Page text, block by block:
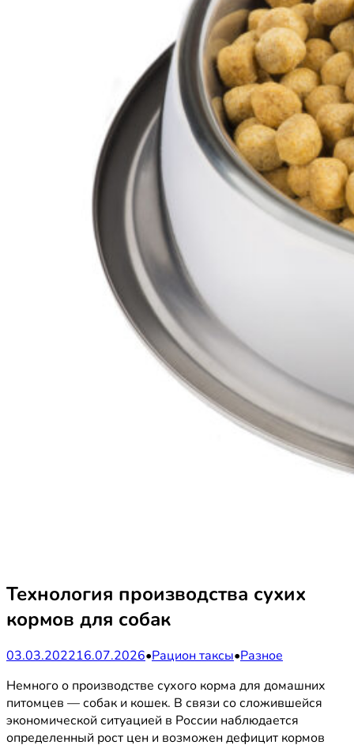
Технология производства сухих
кормов для собак
03.03.202216.07.2026•Рацион таксы•Опубликовано
Разное
Немного о производстве сухого корма для домашних
питомцев — собак и кошек. В связи со сложившейся
экономической ситуацией в России наблюдается
определенный рост цен и возможен дефицит кормов